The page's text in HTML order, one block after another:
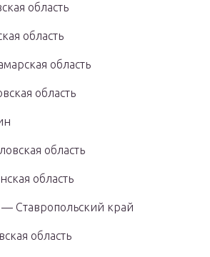
область
область
область
область
область
область
— Ставропольский край
область